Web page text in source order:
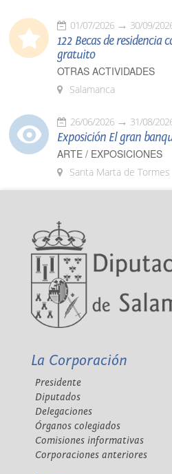
01/07/2026 30/09/
122 Becas de
gratuito
OTRAS ACTIVIDADES
Salamanca
26/06/2026 31/08/
Exposición El gran
ARTE / EXPOSICIONES
Santa Marta de Tormes
La Corporación
Presidente
Diputados
Delegaciones
Órganos colegiados
Comisiones informativas
Corporaciones anteriores